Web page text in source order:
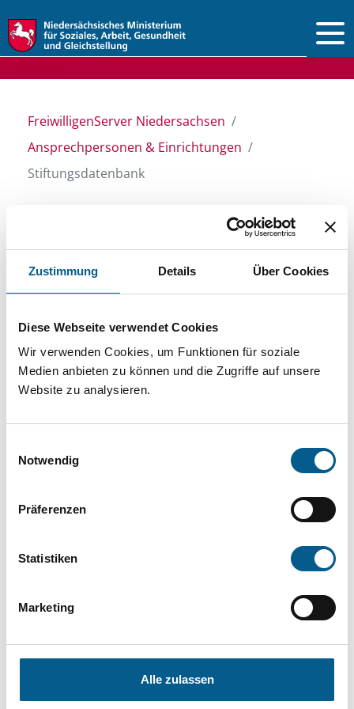
Zustimmung Details Über Cookies
Diese Webseite verwendet Cookies
Wir verwenden Cookies, um Funktionen für soziale
Medien anbieten zu können und die Zugriffe auf unsere
Website zu analysieren.
Notwendig
Präferenzen
Statistiken
Marketing
Alle zulassen
FreiwilligenServer Niedersachsen
Ansprechpersonen & Einrichtungen
Stiftungsdatenbank
Stiftungsdatenbank
Recherchieren Sie in unserer
Stiftungsdatenbank nach Themen, Kategorien,
Suchbegriffen und Orten. Bei der Suche bitte
die Groß- und Kleinschreibung beachten.
Bitte Suchbegriff eingeben. Ergebnisse
können durch die Wahl von Bereichen oder
Suchen
Kategorie: Hilfsbedürftige Menschen
Kategorie: Wohlfahrtswesen
Kategorie: Wissenschaft und Forschung